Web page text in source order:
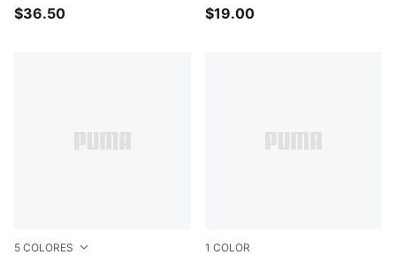
$36.50 $19.00
5 COLORES 1 COLOR